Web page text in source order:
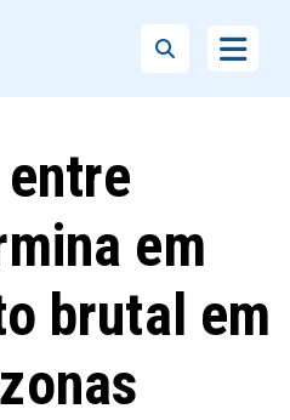
em
brutal em